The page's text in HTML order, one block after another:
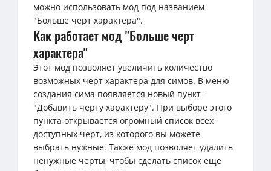
можно использовать мод под названием
"Больше черт характера".
Как работает мод "Больше черт
характера"
Этот мод позволяет увеличить количество
возможных черт характера для симов. В меню
создания сима появляется новый пункт -
"Добавить черту характеру". При выборе этого
пункта открывается огромный список всех
доступных черт, из которого вы можете
выбрать нужные. Также мод позволяет удалить
ненужные черты, чтобы сделать список еще